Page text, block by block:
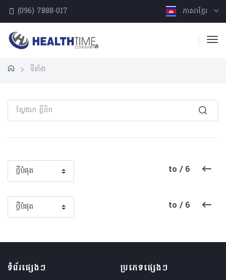
(096) 7888-017 ភាសាខ្មែរ
ទីតាំង
to / 6
to / 6
ទំព័រផ្សេងៗ
ប្រភេទផ្សេងៗ